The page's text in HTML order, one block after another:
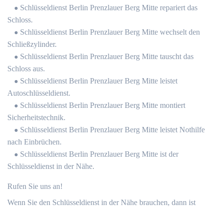
Schlüsseldienst Berlin Prenzlauer Berg Mitte repariert das
Schloss.
Schlüsseldienst Berlin Prenzlauer Berg Mitte wechselt den
Schließzylinder.
Schlüsseldienst Berlin Prenzlauer Berg Mitte tauscht das
Schloss aus.
Schlüsseldienst Berlin Prenzlauer Berg Mitte leistet
Autoschlüsseldienst.
Schlüsseldienst Berlin Prenzlauer Berg Mitte montiert
Sicherheitstechnik.
Schlüsseldienst Berlin Prenzlauer Berg Mitte leistet Nothilfe
nach Einbrüchen.
Schlüsseldienst Berlin Prenzlauer Berg Mitte ist der
Schlüsseldienst in der Nähe.
Rufen Sie uns an!
Wenn Sie den Schlüsseldienst in der Nähe brauchen, dann ist